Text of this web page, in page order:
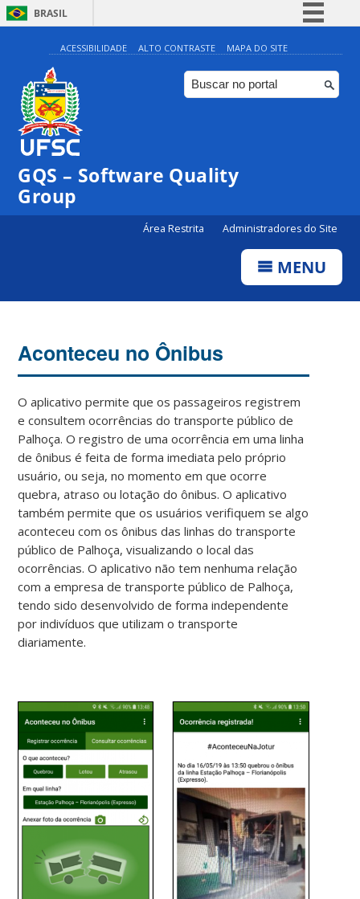
BRASIL
Simplifique!
Comunica BR
Participe
Canais
ACESSIBILIDADE ALTO CONTRASTE MAPA DO SITE
GQS – Software Quality
Group
Área Restrita Administradores do Site
MENU
Aconteceu no Ônibus
O aplicativo permite que os passageiros registrem
e consultem ocorrências do transporte público de
Palhoça. O registro de uma ocorrência em uma linha
de ônibus é feita de forma imediata pelo próprio
usuário, ou seja, no momento em que ocorre
quebra, atraso ou lotação do ônibus. O aplicativo
também permite que os usuários verifiquem se algo
aconteceu com os ônibus das linhas do transporte
público de Palhoça, visualizando o local das
ocorrências. O aplicativo não tem nenhuma relação
com a empresa de transporte público de Palhoça,
tendo sido desenvolvido de forma independente
por indivíduos que utilizam o transporte
diariamente.